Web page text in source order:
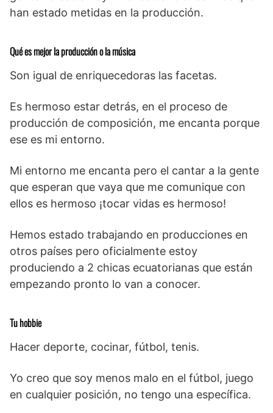
han estado metidas en la producción.
Qué es mejor la producción o la música
Son igual de enriquecedoras las facetas.
Es hermoso estar detrás, en el proceso de
producción de composición, me encanta porque
ese es mi entorno.
Mi entorno me encanta pero el cantar a la gente
que esperan que vaya que me comunique con
ellos es hermoso ¡tocar vidas es hermoso!
Hemos estado trabajando en producciones en
otros países pero oficialmente estoy
produciendo a 2 chicas ecuatorianas que están
empezando pronto lo van a conocer.
Tu hobbie
Hacer deporte, cocinar, fútbol, tenis.
Yo creo que soy menos malo en el fútbol, juego
en cualquier posición, no tengo una específica.